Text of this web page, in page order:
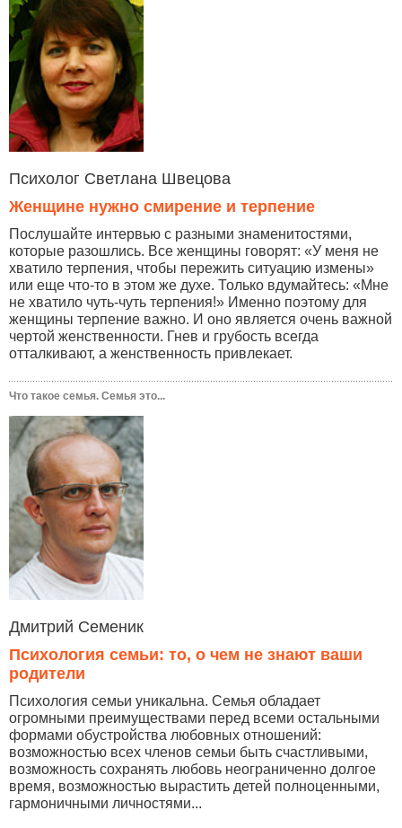
Психолог Светлана Швецова
Женщине нужно смирение и терпение
Послушайте интервью с разными знаменитостями,
которые разошлись. Все женщины говорят: «У меня не
хватило терпения, чтобы пережить ситуацию измены»
или еще что-то в этом же духе. Только вдумайтесь: «Мне
не хватило чуть-чуть терпения!» Именно поэтому для
женщины терпение важно. И оно является очень важной
чертой женственности. Гнев и грубость всегда
отталкивают, а женственность привлекает.
Что такое семья. Семья это...
Дмитрий Семеник
Психология семьи: то, о чем не знают ваши
родители
Психология семьи уникальна. Семья обладает
огромными преимуществами перед всеми остальными
формами обустройства любовных отношений:
возможностью всех членов семьи быть счастливыми,
возможность сохранять любовь неограниченно долгое
время, возможностью вырастить детей полноценными,
гармоничными личностями...